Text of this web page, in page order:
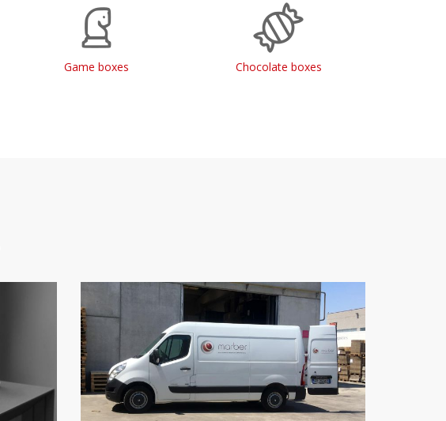
Game boxes Chocolate boxes